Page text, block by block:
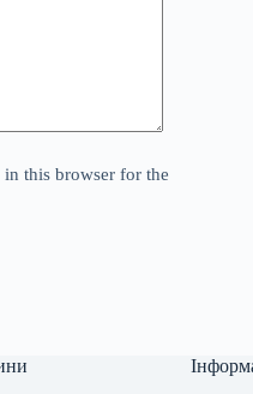
in this browser for the